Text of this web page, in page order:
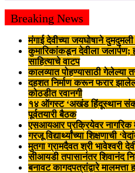
Breaking News
मंगाई देवीच्या जयघोषाने
कुमारिकांकडून देवीला जलार्पण;
साहित्याचे वाटप
कालव्यात पोहण्यासाठी गेलेल्या
दहशत निर्माण करून फरार
कोठडीत रवानगी
१४ ऑगस्ट ‘अखंड हिंदूस्थान संकल्प
पूर्वतयारी बैठक
एसआयआर प्रक्रियेवर नागरिक
गरजू विद्यार्थ्यांच्या शिक्षणाची
मुतगा ग्रामदैवत श्री भावेश्वरी
सीआयडी तपासानंतर शिवानंद
बनावट कागदपत्रांद्वारे